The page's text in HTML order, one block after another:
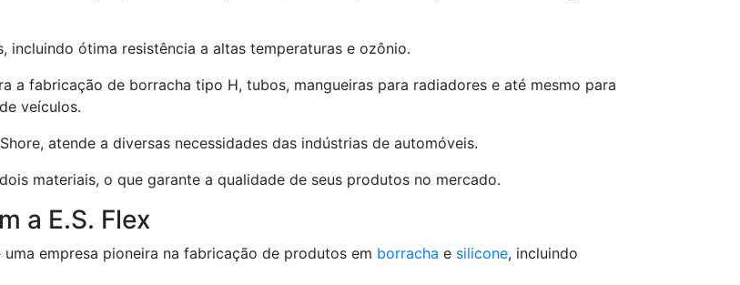
incluindo ótima resistência a altas temperaturas e ozônio.
a fabricação de borracha tipo H, tubos, mangueiras para radiadores e até mesmo para
veículos.
atende a diversas necessidades das indústrias de automóveis.
materiais, o que garante a qualidade de seus produtos no mercado.
a E.S. Flex
uma empresa pioneira na fabricação de produtos em borracha e silicone, incluindo